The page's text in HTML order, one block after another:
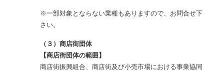
※一部対象とならない業種もありますので、お問合せ下
さい。
（３）商店街団体
【商店街団体の範囲】
商店街振興組合、商店街及び小売市場における事業協同